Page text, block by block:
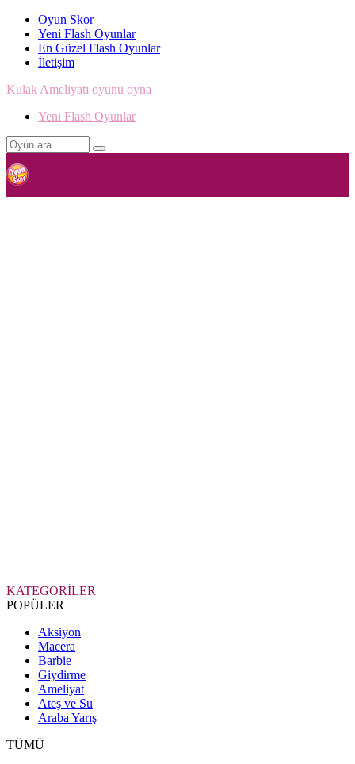
Oyun Skor
Yeni Flash Oyunlar
En Güzel Flash Oyunlar
İletişim
Kulak Ameliyatı oyunu oyna
Yeni Flash Oyunlar
KATEGORİLER
POPÜLER
Aksiyon
Macera
Barbie
Giydirme
Ameliyat
Ateş ve Su
Araba Yarış
TÜMÜ